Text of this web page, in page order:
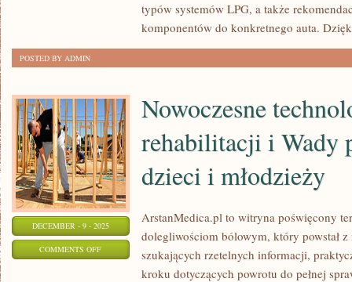
TUNINGU
typów systemów LPG, a także
komponentów do konkretnego auta.
POSTED BY ADMIN
DECEMBER - 9 - 2025
COMMENTS OFFON
NOWOCZESNE
Nowoczesne
rehabilitacji i Wady
dzieci i młodzieży
ArstanMedica.pl to witryna poświęcony
dolegliwościom bólowym, który powstał
szukających rzetelnych informacji,
kroku dotyczących powrotu do pełnej